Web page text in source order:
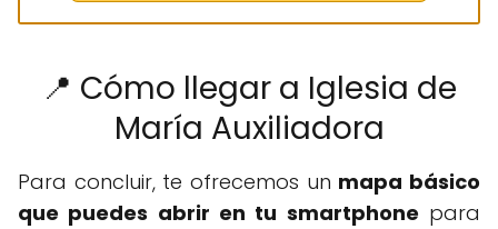
📍 Cómo llegar a Iglesia de
María Auxiliadora
Para concluir, te ofrecemos un mapa básico
que puedes abrir en tu smartphone para